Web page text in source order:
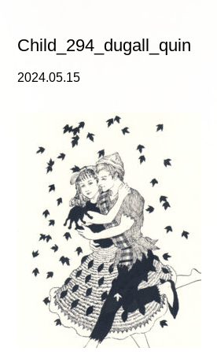
Child_294_dugall_quin
2024.05.15